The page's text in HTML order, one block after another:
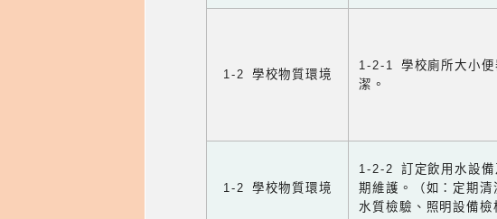
1-2 學校物質環境
1-2-1 學校廁所大小便
潔。
1-2 學校物質環境
1-2-2 訂定飲用水設備
期維護。（如：定期
水質檢驗、照明設備檢